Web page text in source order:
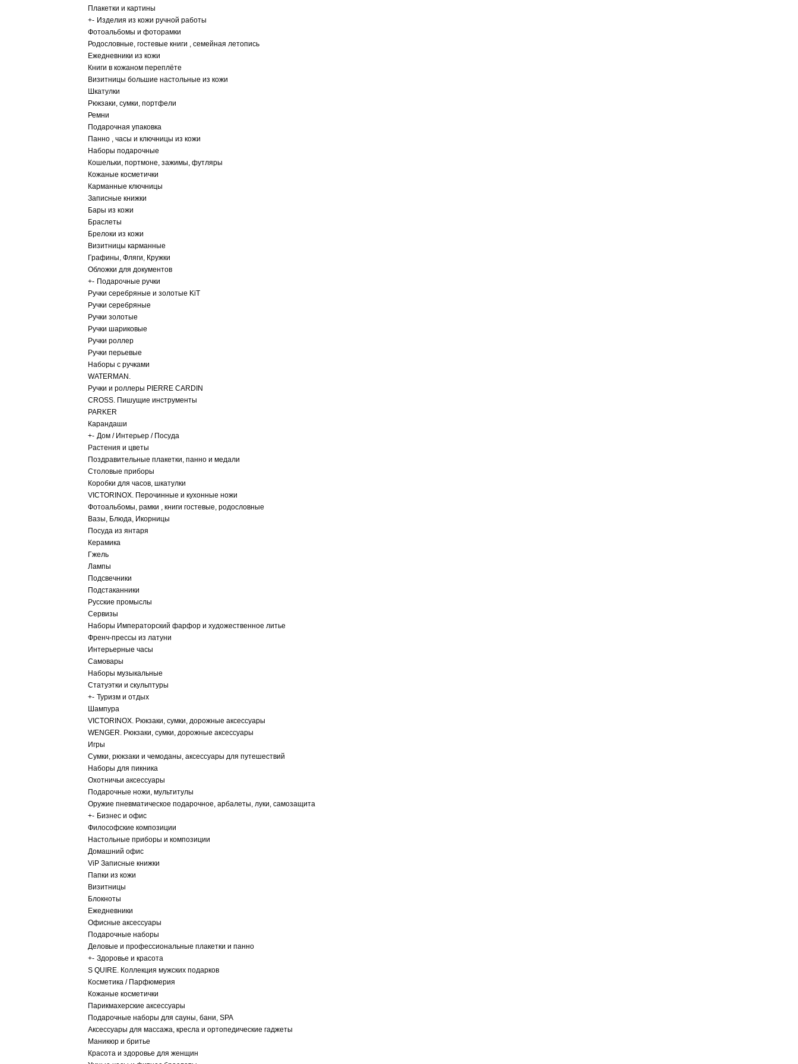
Плакетки и картины
+- Изделия из кожи ручной работы
Фотоальбомы и фоторамки
Родословные, гостевые книги , семейная летопись
Ежедневники из кожи
Книги в кожаном переплёте
Визитницы большие настольные из кожи
Шкатулки
Рюкзаки, сумки, портфели
Ремни
Подарочная упаковка
Панно , часы и ключницы из кожи
Наборы подарочные
Кошельки, портмоне, зажимы, футляры
Кожаные косметички
Карманные ключницы
Записные книжки
Бары из кожи
Браслеты
Брелоки из кожи
Визитницы карманные
Графины, Фляги, Кружки
Обложки для документов
+- Подарочные ручки
Ручки серебряные и золотые KiT
Ручки серебряные
Ручки золотые
Ручки шариковые
Ручки роллер
Ручки перьевые
Наборы с ручками
WATERMAN.
Ручки и роллеры PIERRE CARDIN
CROSS. Пишущие инструменты
PARKER
Карандаши
+- Дом / Интерьер / Посуда
Растения и цветы
Поздравительные плакетки, панно и медали
Столовые приборы
Коробки для часов, шкатулки
VICTORINOX. Перочинные и кухонные ножи
Фотоальбомы, рамки , книги гостевые, родословные
Вазы, Блюда, Икорницы
Посуда из янтаря
Керамика
Гжель
Лампы
Подсвечники
Подстаканники
Русские промыслы
Сервизы
Наборы Императорский фарфор и художественное литье
Френч-прессы из латуни
Интерьерные часы
Самовары
Наборы музыкальные
Статуэтки и скульптуры
+- Туризм и отдых
Шампура
VICTORINOX. Рюкзаки, сумки, дорожные аксессуары
WENGER. Рюкзаки, сумки, дорожные аксессуары
Игры
Сумки, рюкзаки и чемоданы, аксессуары для путешествий
Наборы для пикника
Охотничьи аксессуары
Подарочные ножи, мультитулы
Оружие пневматическое подарочное, арбалеты, луки, самозащита
+- Бизнес и офис
Философские композиции
Настольные приборы и композиции
Домашний офис
ViP Записные книжки
Папки из кожи
Визитницы
Блокноты
Ежедневники
Офисные аксессуары
Подарочные наборы
Деловые и профессиональные плакетки и панно
+- Здоровье и красота
S QUIRE. Коллекция мужских подарков
Косметика / Парфюмерия
Кожаные косметички
Парикмахерские аксессуары
Подарочные наборы для сауны, бани, SPA
Аксессуары для массажа, кресла и ортопедические гаджеты
Маникюр и бритье
Красота и здоровье для женщин